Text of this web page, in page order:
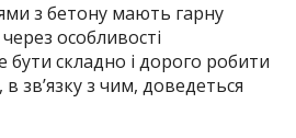
з бетону мають гарну
особливості
бути складно і дорого робити
зв’язку з чим, доведеться